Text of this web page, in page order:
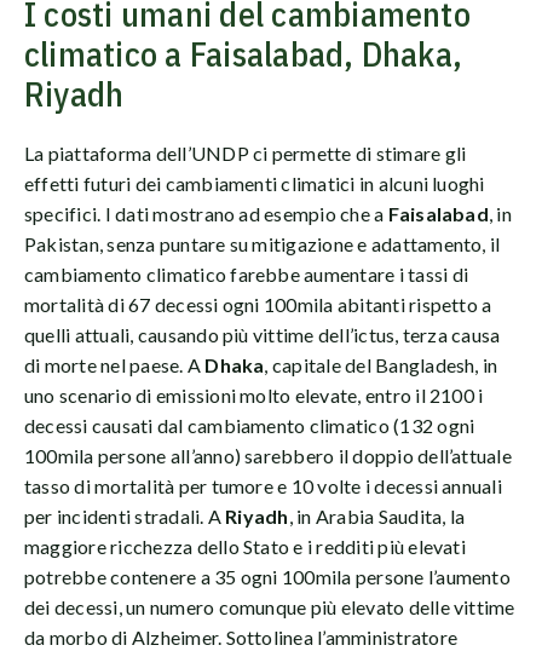
I costi umani del cambiamento
climatico a Faisalabad, Dhaka,
Riyadh
La piattaforma dell’UNDP ci permette di stimare gli
effetti futuri dei cambiamenti climatici in alcuni luoghi
specifici. I dati mostrano ad esempio che a Faisalabad, in
Pakistan, senza puntare su mitigazione e adattamento, il
cambiamento climatico farebbe aumentare i tassi di
mortalità di 67 decessi ogni 100mila abitanti rispetto a
quelli attuali, causando più vittime dell’ictus, terza causa
di morte nel paese. A Dhaka, capitale del Bangladesh, in
uno scenario di emissioni molto elevate, entro il 2100 i
decessi causati dal cambiamento climatico (132 ogni
100mila persone all’anno) sarebbero il doppio dell’attuale
tasso di mortalità per tumore e 10 volte i decessi annuali
per incidenti stradali. A Riyadh, in Arabia Saudita, la
maggiore ricchezza dello Stato e i redditi più elevati
potrebbe contenere a 35 ogni 100mila persone l’aumento
dei decessi, un numero comunque più elevato delle vittime
da morbo di Alzheimer. Sottolinea l’amministratore